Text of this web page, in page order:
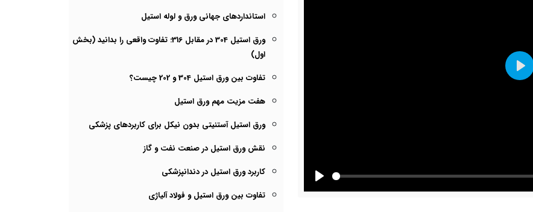
Play
Play
استانداردهای جهانی ورق و لوله استیل
ورق استیل 304 در مقابل 316: تفاوت واقعی را بدانید (بخش
اول)
تفاوت بین ورق استیل 304 و 202 چیست؟
هفت مزیت مهم ورق استیل
ورق استیل آستنیتی بدون نیکل برای کاربردهای پزشکی
نقش ورق استیل در صنعت نفت و گاز
کاربرد ورق استیل در دندانپزشکی
تفاوت بین ورق استیل و فولاد آلیاژی